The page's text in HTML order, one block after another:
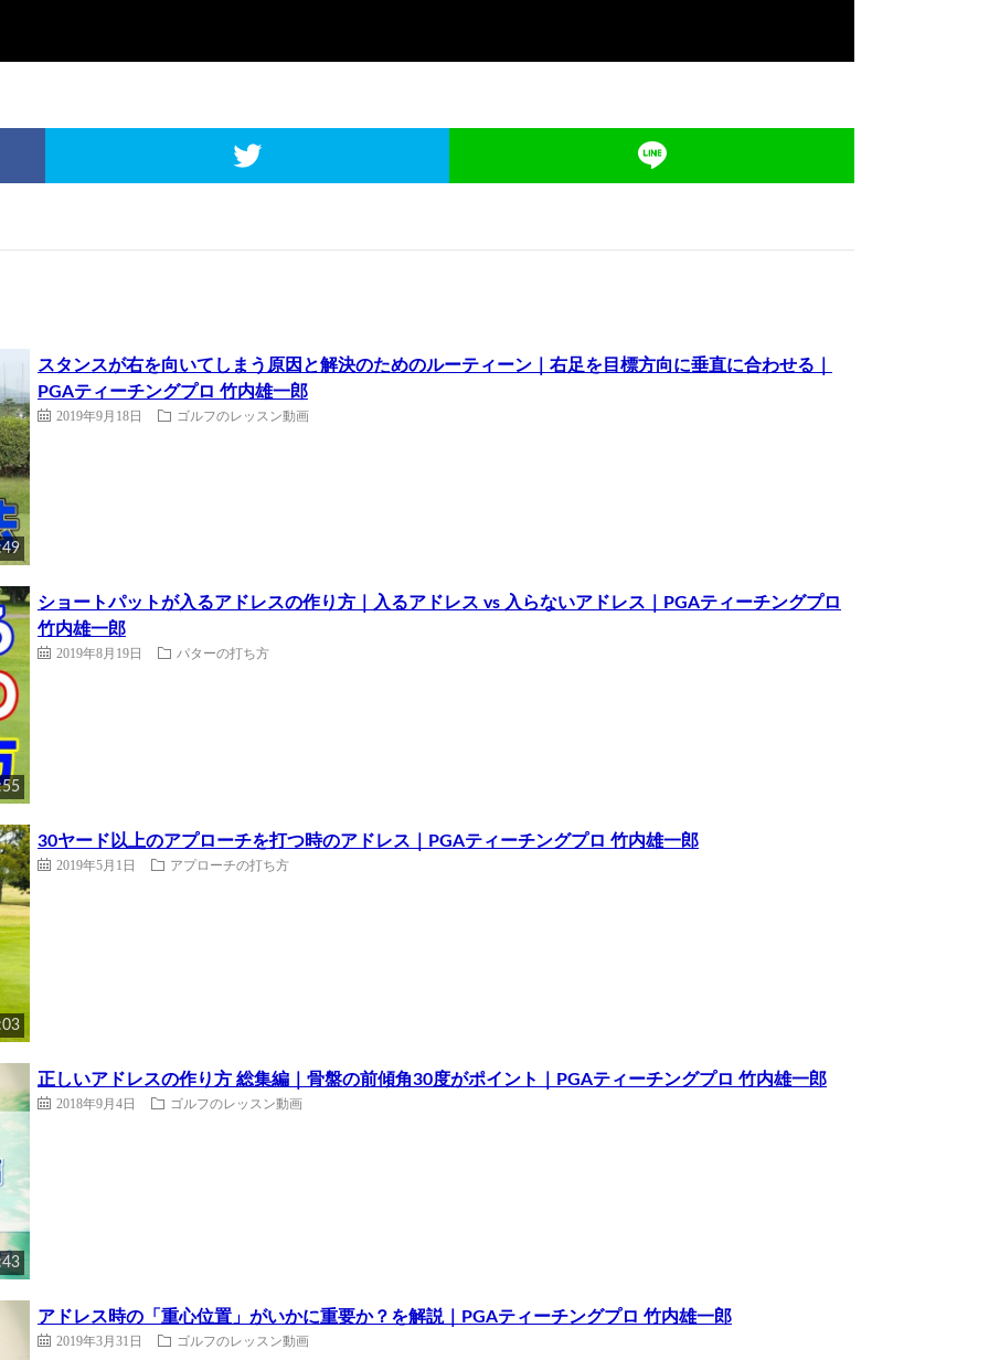
スタンスが右を向いてしまう原因と解決のためのルーティーン｜右足を目標方向に垂直に合わせる｜
PGAティーチングプロ 竹内雄一郎
2019年9月18日 ゴルフのレッスン動画
ショートパットが入るアドレスの作り方｜入るアドレス vs 入らないアドレス｜PGAティーチングプロ
竹内雄一郎
2019年8月19日 パターの打ち方
30ヤード以上のアプローチを打つ時のアドレス｜PGAティーチングプロ 竹内雄一郎
2019年5月1日 アプローチの打ち方
正しいアドレスの作り方 総集編｜骨盤の前傾角30度がポイント｜PGAティーチングプロ 竹内雄一郎
2018年9月4日 ゴルフのレッスン動画
アドレス時の「重心位置」がいかに重要か？を解説｜PGAティーチングプロ 竹内雄一郎
2019年3月31日 ゴルフのレッスン動画